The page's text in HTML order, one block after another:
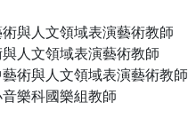
與人文領域表演藝術教師
人文領域表演藝術教師
術與人文領域表演藝術教師
樂科國樂組教師